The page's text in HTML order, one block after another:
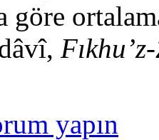
göre
yapın